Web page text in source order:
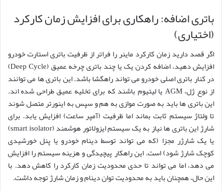
باتری اضافه: راهکاری برای افزایش زمان کارکرد
(اختیاری)
اگر قصد دارید زمان کارکرد ماینر را فراتر از ظرفیت باتری استارت خودرو
افزایش دهید، اضافه کردن یک یا چند باتری چرخه عمیق (Deep Cycle)
در کنار باتری اصلی خودرو می تواند راهگشا باشد. این باتری ها می توانند
از نوع ژل، AGM یا لیتیوم باشند که برای تخلیه عمیق طراحی شده اند.
این باتری ها باید به صورت موازی به هم و سپس به اینورتر متصل شوند
تا ولتاژ سیستم ثابت بماند اما ظرفیت (آمپر ساعت) افزایش یابد. برای
شارژ این باتری ها نیاز به یک سیستم ایزولاتور هوشمند (smart isolator)
یا یک شارژر مجزا (که می تواند توسط دینام خودرو یا پنل خورشیدی
کوچک شارژ شود) است. این راهکار پیچیدگی و هزینه سیستم را افزایش
می دهد، اما می تواند تا حدی محدودیت زمان کارکرد را کاهش دهد. با
این حال، همچنان باید به محدودیت توان دینام و زمان شارژ توجه داشت.